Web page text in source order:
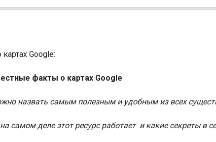
Google:
факты о картах Google
назвать самым полезным и удобным из всех
самом деле этот ресурс работает и какие секреты в